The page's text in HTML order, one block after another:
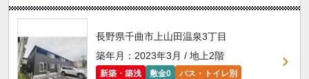
長野県千曲市上山田温泉3丁目
築年月：2023年3月 / 地上2階
新築・築浅 敷金0
バス・トイレ別